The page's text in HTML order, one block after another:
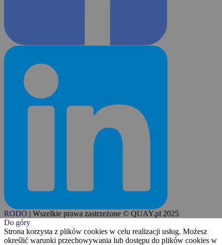
RODO | Wszelkie prawa zastrzeżone © QUAY.pl 2025
Do góry
Strona korzysta z plików cookies w celu realizacji usług. Możesz
określić warunki przechowywania lub dostępu do plików cookies w